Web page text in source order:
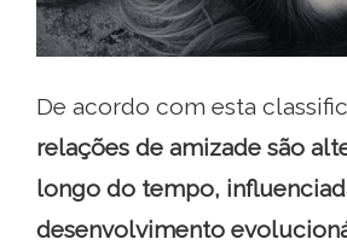
De acordo com esta
relações de amizade são
longo do tempo,
desenvolvimento